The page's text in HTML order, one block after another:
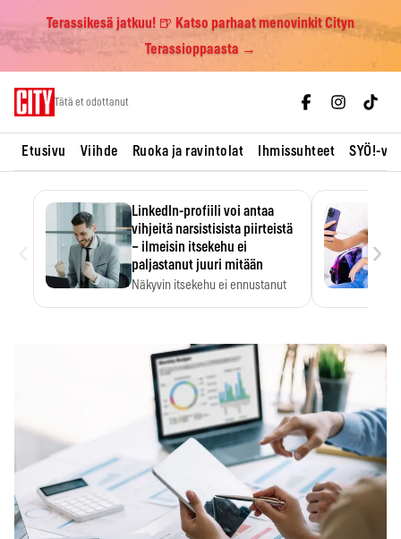
Terassikesä jatkuu! 🍺 Katso parhaat menovinkit Cityn
Terassioppaasta →
Tätä et odottanut
Etusivu Viihde Ruoka ja ravintolat Ihmissuhteet SYÖ!-
LinkedIn-profiili voi antaa
vihjeitä narsistisista piirteistä
– ilmeisin itsekehu ei
paljastanut juuri mitään
Näkyvin itsekehu ei ennustanut
›